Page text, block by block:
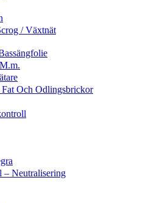
/ Växtnät
Fat Och Odlingsbrickor
Neutralisering